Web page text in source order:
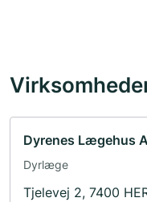
Dyrenes Lægehus
Dyrlæge
Tjelevej 2, 7400